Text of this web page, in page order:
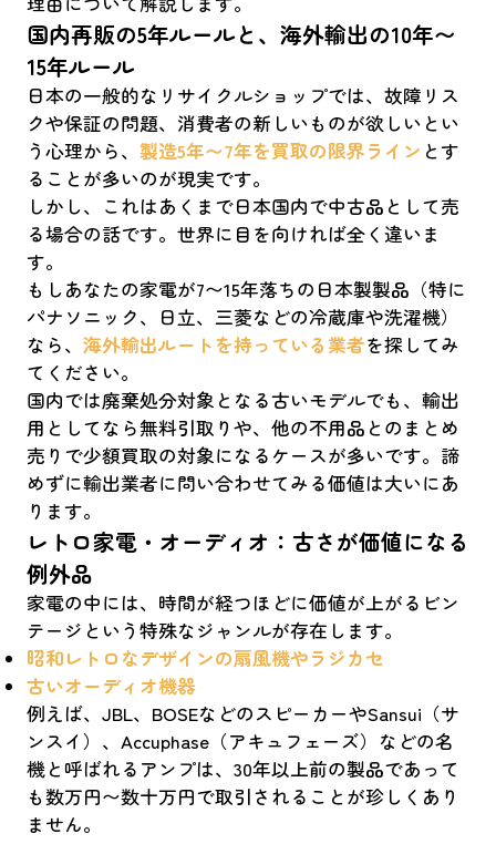
国内再販の5年ルールと、海外輸出の10年〜
15年ルール
日本の一般的なリサイクルショップでは、故障リス
クや保証の問題、消費者の新しいものが欲しいとい
う心理から、 製造5年〜7年を買取の限界ライン とす
ることが多いのが現実です。
しかし、これはあくまで日本国内で中古品として売
る場合の話です。世界に目を向ければ全く違いま
す。
もしあなたの家電が7〜15年落ちの日本製製品（特に
パナソニック、日立、三菱などの冷蔵庫や洗濯機）
なら、 海外輸出ルートを持っている業者を探してみ
てください。
国内では廃棄処分対象となる古いモデルでも、輸出
用としてなら無料引取りや、他の不用品とのまとめ
売りで少額買取の対象になるケースが多いです。諦
めずに輸出業者に問い合わせてみる価値は大いにあ
ります。
レトロ家電・オーディオ：古さが価値になる
例外品
家電の中には、時間が経つほどに価値が上がるビン
テージという特殊なジャンルが存在します。
昭和レトロなデザインの扇風機やラジカセ
古いオーディオ機器
例えば、JBL、BOSEなどのスピーカーやSansui（サ
ンスイ）、Accuphase（アキュフェーズ）などの名
機と呼ばれるアンプは、30年以上前の製品であって
も数万円〜数十万円で取引されることが珍しくあり
ません。